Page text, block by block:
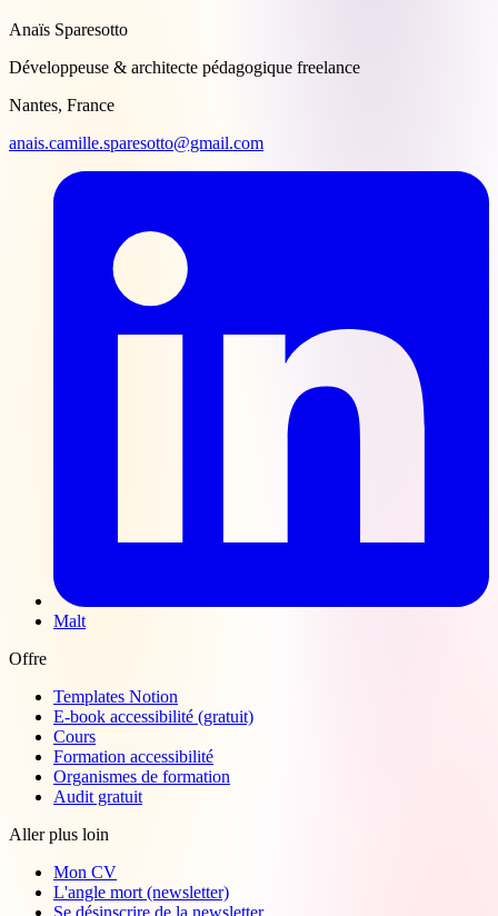
Anaïs Sparesotto
Développeuse & architecte pédagogique freelance
Nantes, France
anais.camille.sparesotto@gmail.com
Malt
Offre
Templates Notion
E-book accessibilité (gratuit)
Cours
Formation accessibilité
Organismes de formation
Audit gratuit
Aller plus loin
Mon CV
L'angle mort (newsletter)